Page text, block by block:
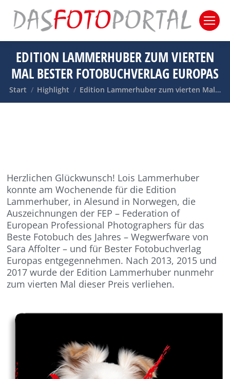
EDITION LAMMERHUBER ZUM VIERTEN
MAL BESTER FOTOBUCHVERLAG EUROPAS
Sie befinden sich hier:
Start Highlight Edition Lammerhuber zum vierten Mal…
Herzlichen Glückwunsch! Lois Lammerhuber
konnte am Wochenende für die Edition
Lammerhuber, in Alesund in Norwegen, die
Auszeichnungen der FEP – Federation of
European Professional Photographers für das
Beste Fotobuch des Jahres – Wegwerfware von
Sara Affolter – und für Bester Fotobuchverlag
Europas entgegennehmen. Nach 2013, 2015 und
2017 wurde der Edition Lammerhuber nunmehr
zum vierten Mal dieser Preis verliehen.